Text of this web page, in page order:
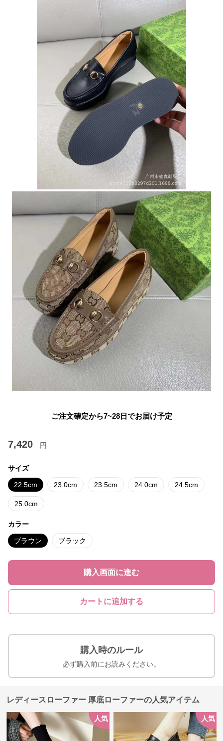
ご注文確定から7~28日でお届け予定
7,420 円
サイズ
22.5cm 23.0cm 23.5cm 24.0cm 24.5cm
25.0cm
カラー
ブラウン ブラック
購入画面に進む
カートに追加する
購入時のルール
必ず購入前にお読みください。
レディースローファー 厚底ローファーの人気アイテム
人気 人気